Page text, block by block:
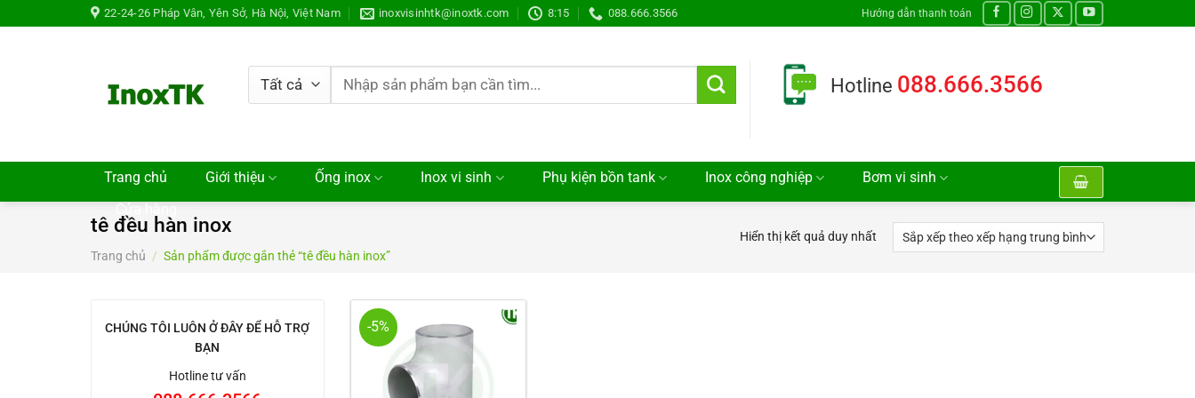
đến
22-24-26 Pháp Vân, Yên Sở, Hà Nội, Việt Nam inoxvisinhtk@inoxtk.com 8:15 088.666.3566 Hướng dẫn thanh toán
Tìm
kiếm:
Hotline 088.666.3566
Trang chủ Giới thiệu Ống inox Inox vi sinh Phụ kiện bồn tank Inox công nghiệp
Bơm vi sinh
tê đều hàn inox
Trang chủ / Sản phẩm được gắn thẻ “tê đều hàn inox”
Hiển thị kết quả duy nhất
CHÚNG TÔI LUÔN Ở ĐÂY ĐỂ HỖ TRỢ
BẠN
Hotline tư vấn
-5%